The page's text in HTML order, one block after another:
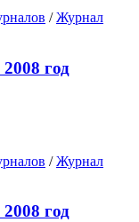
/Журнал
год
/Журнал
год